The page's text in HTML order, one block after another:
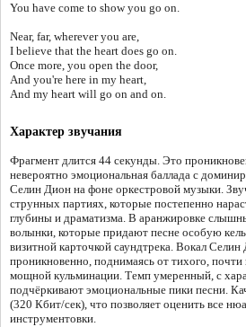
You have come to show you go on.
Near, far, wherever you are,
I believe that the heart does go on.
Once more, you open the door,
And you're here in my heart,
And my heart will go on and on.
Характер звучания
Фрагмент длится 44 секунды. Это
невероятно эмоциональная баллада с
Селин Дион на фоне оркестровой музыки.
струнных партиях, которые постепенно
глубины и драматизма. В аранжировке
волынки, которые придают песне особую
визитной карточкой саундтрека. Вокал
проникновенно, поднимаясь от тихого,
мощной кульминации. Темп умеренный, с
подчёркивают эмоциональные пики песни.
(320 Кбит/сек), что позволяет оценить все
инструментовки.